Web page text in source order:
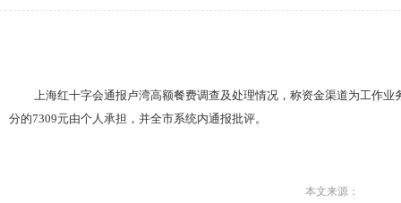
上海红十字会通报卢湾高额餐费调查及处理情况，称资金渠道为工作
分的7309元由个人承担，并全市系统内通报批评。
本文来源：